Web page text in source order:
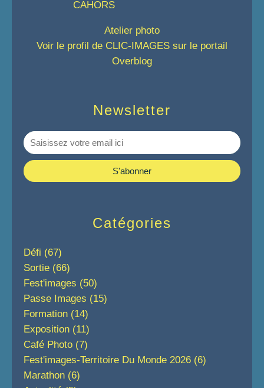
Newsletter
Catégories
Défi (67)
Sortie (66)
Fest'images (50)
Passe Images (15)
Formation (14)
Exposition (11)
Café Photo (7)
Fest'images-Territoire Du Monde 2026 (6)
Marathon (6)
Atelier photo
Voir le profil de CLIC-IMAGES sur le portail
Overblog